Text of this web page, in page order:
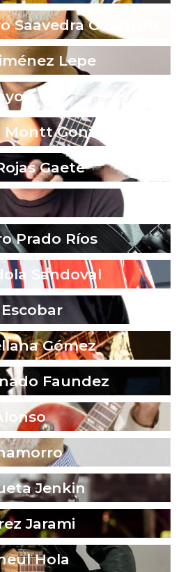
Saavedra Guajardo
Lepe
Montt González
Gaete
Prado Ríos
Sandoval
Gómez
Faundez
Jenkin
Jarami
Hola